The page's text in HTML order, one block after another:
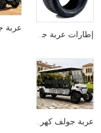
إطارات عربة جولف متعددة فاخرة